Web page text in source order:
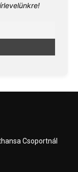
Csoportnál